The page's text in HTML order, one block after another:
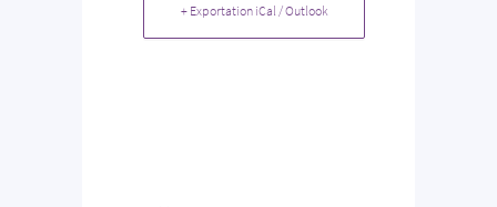
+ Exportation iCal / Outlook